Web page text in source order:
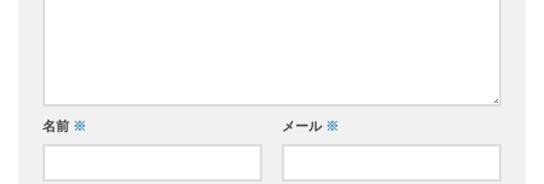
名前 ※ メール ※